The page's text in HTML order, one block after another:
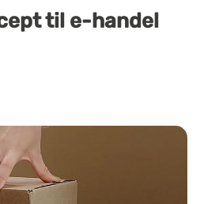
til e-handel